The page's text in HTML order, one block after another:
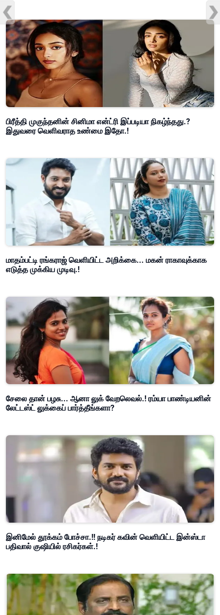
பிரீத்தி முகுந்தனின் சினிமா என்ட்ரி இப்படியா நிகழ்ந்தது.?
இதுவரை வெளிவராத உண்மை இதோ.!
மாதம்பட்டி ரங்கராஜ் வெளியிட்ட அறிக்கை... மகன் ராகாவுக்காக
எடுத்த முக்கிய முடிவு.!
சேலை தான் பழசு... ஆனா லுக் வேறலெவல்.! ரம்யா பாண்டியனின்
லேட்டஸ்ட் லுக்கைப் பார்த்தீங்களா?
இனிமேல் தூக்கம் போச்சா.!! நடிகர் கவின் வெளியிட்ட இன்ஸ்டா
பதிவால் குஷியில் ரசிகர்கள்.!